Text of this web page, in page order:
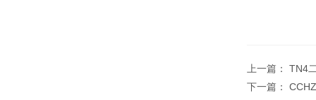
上一篇： TN4
下一篇：